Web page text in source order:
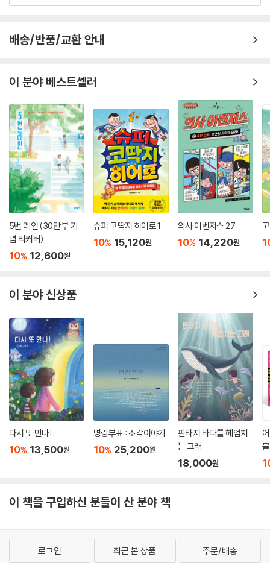
배송/반품/교환 안내
이 분야 베스트셀러
5번 레인 (30만 부 기
념 리커버)
10% 12,600원
슈퍼 코딱지 히어로 1
10% 15,120원
의사 어벤저스 27
10% 14,220원
이 분야 신상품
다시 또 만나!
10% 13,500원
명랑부표 : 조각이야기
10% 25,200원
판타지 바다를 헤엄치
는 고래
18,000원
이 책을 구입하신 분들이 산 분야 책
로그인 최근 본 상품 주문/배송